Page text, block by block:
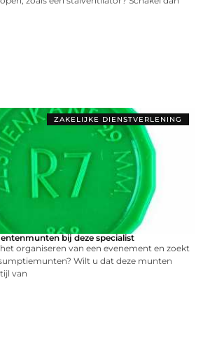
ZAKELIJKE DIENSTVERLENING
bij deze specialist
organiseren van een evenement en zoekt
Wilt u dat deze munten
van